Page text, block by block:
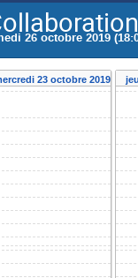
26 octobre 2019
23 octobre 2019